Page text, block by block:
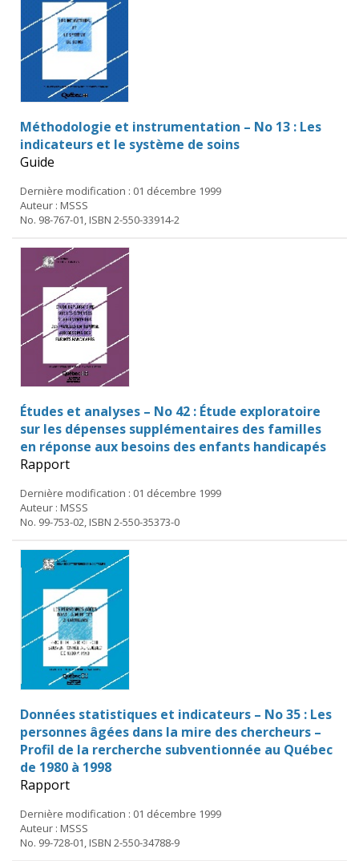
Méthodologie et instrumentation – No 13 : Les
indicateurs et le système de soins
Guide
Dernière modification : 01 décembre 1999
Auteur : MSSS
No. 98-767-01, ISBN 2-550-33914-2
Études et analyses – No 42 : Étude exploratoire
sur les dépenses supplémentaires des familles
en réponse aux besoins des enfants handicapés
Rapport
Dernière modification : 01 décembre 1999
Auteur : MSSS
No. 99-753-02, ISBN 2-550-35373-0
Données statistiques et indicateurs – No 35 : Les
personnes âgées dans la mire des chercheurs –
Profil de la rercherche subventionnée au Québec
de 1980 à 1998
Rapport
Dernière modification : 01 décembre 1999
Auteur : MSSS
No. 99-728-01, ISBN 2-550-34788-9